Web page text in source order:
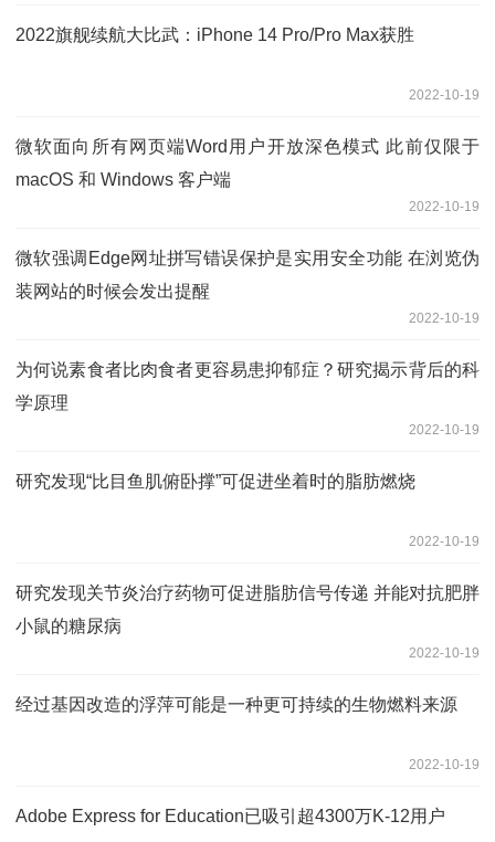
2022旗舰续航大比武：iPhone 14 Pro/Pro Max获胜
2022-10-19
微软面向所有网页端Word用户开放深色模式 此前仅限于
macOS 和 Windows 客户端
2022-10-19
微软强调Edge网址拼写错误保护是实用安全功能 在浏览伪
装网站的时候会发出提醒
2022-10-19
为何说素食者比肉食者更容易患抑郁症？研究揭示背后的科
学原理
2022-10-19
研究发现“比目鱼肌俯卧撑”可促进坐着时的脂肪燃烧
2022-10-19
研究发现关节炎治疗药物可促进脂肪信号传递 并能对抗肥胖
小鼠的糖尿病
2022-10-19
经过基因改造的浮萍可能是一种更可持续的生物燃料来源
2022-10-19
Adobe Express for Education已吸引超4300万K-12用户